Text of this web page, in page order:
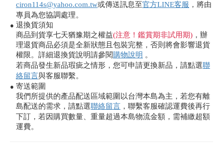
ciron114s@yahoo.com.tw或傳送訊息至官方LINE客服 ，將由
專員為您協調處理。
● 退換貨須知
商品到貨享七天猶豫期之權益(注意！鑑賞期非試用期) ，辦
理退貨商品必須是全新狀態且包裝完整，否則將會影響退貨
權限。詳細退換貨說明請參閱購物說明 。
若商品發生新品瑕疵之情形，您可申請更換新品，請點選聯
絡留言與客服聯繫。
● 寄送範圍
我們所提供的產品配送區域範圍以台灣本島為主，若您有離
島配送的需求，請點選聯絡留言 ，聯繫客服確認運費後再行
下訂，若因購買數量、重量超過本島物流金額，需補繳超額
運費。